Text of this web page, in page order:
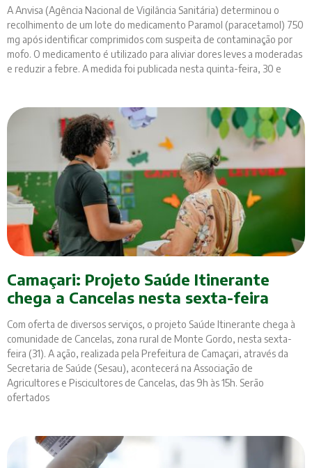
A Anvisa (Agência Nacional de Vigilância Sanitária) determinou o
recolhimento de um lote do medicamento Paramol (paracetamol) 750
mg após identificar comprimidos com suspeita de contaminação por
mofo. O medicamento é utilizado para aliviar dores leves a moderadas
e reduzir a febre. A medida foi publicada nesta quinta-feira, 30 e
Camaçari: Projeto Saúde Itinerante
chega a Cancelas nesta sexta-feira
Com oferta de diversos serviços, o projeto Saúde Itinerante chega à
comunidade de Cancelas, zona rural de Monte Gordo, nesta sexta-
feira (31). A ação, realizada pela Prefeitura de Camaçari, através da
Secretaria de Saúde (Sesau), acontecerá na Associação de
Agricultores e Piscicultores de Cancelas, das 9h às 15h. Serão
ofertados